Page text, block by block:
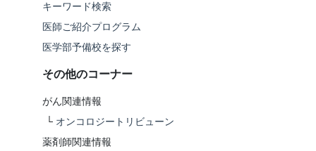
キーワード検索
医師ご紹介プログラム
医学部予備校を探す
その他のコーナー
がん関連情報
└ オンコロジートリビューン
薬剤師関連情報